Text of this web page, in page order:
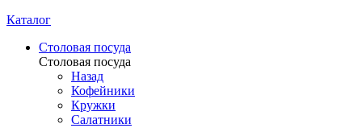
Каталог
Столовая посуда
Столовая посуда
Назад
Кофейники
Кружки
Салатники